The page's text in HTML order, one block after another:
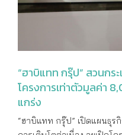
ข่าวโปรโมชั่น
“ฮาบิแทท กรุ๊ป” สวนกร
โครงการเท่าตัวมูลค่า
แกร่ง
“ฮาบิแทท กรุ๊ป” เปิดแผนธุร